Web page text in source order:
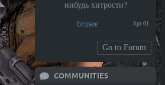
нибудь хитрости?
brusee Apr 01
Go to Forum
COMMUNITIES